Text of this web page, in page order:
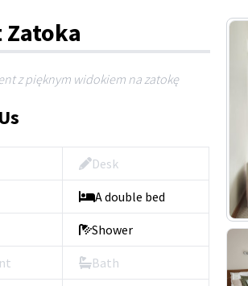
z pięknym widokiem na zatokę
Desk
A double bed
Shower
Bath